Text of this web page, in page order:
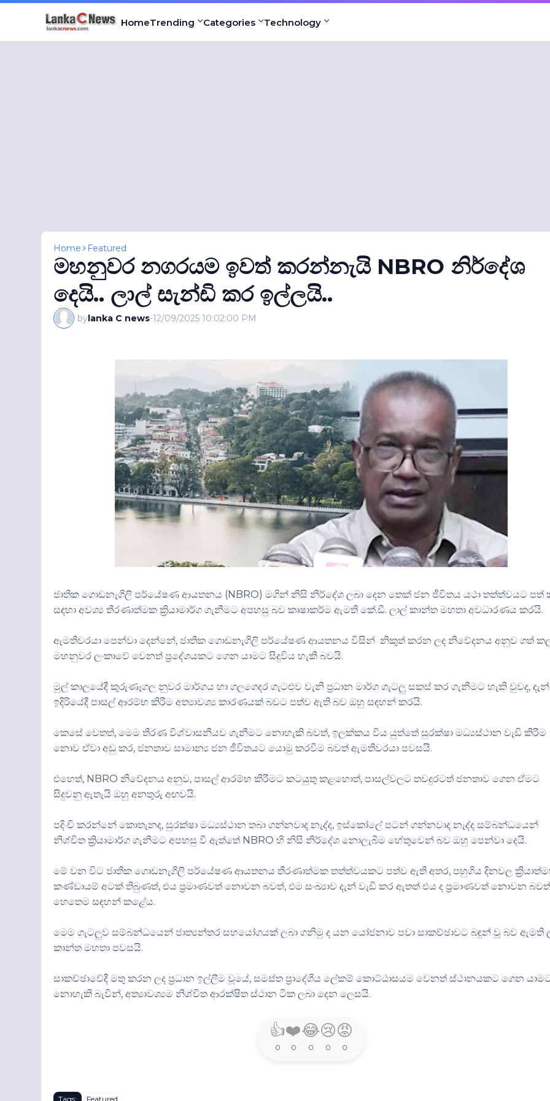
HomeTrending Categories Technology
Home Featured
මහනුවර නගරයම ඉවත් කරන්නැයි NBRO නිර්දේශ
දෙයි.. ලාල් සැන්ඩි කර ඉල්ලයි..
bylanka C news-12/09/2025 10:02:00 PM
ජාතික ගොඩනැගිලි පර්යේෂණ ආයතනය (NBRO) මගින් නිසි නිර්දේශ ලබා දෙන තෙක් ජන ජීවිතය යථා තත්ත්වයට පත්
සඳහා අවශ්‍ය තීරණාත්මක ක්‍රියාමාර්ග ගැනීමට අපහසු බව කෘෂාකර්ම ඇමති කේ.ඩී. ලාල් කාන්ත මහතා අවධාරණය කරයි.
ඇමතිවරයා පෙන්වා දෙන්නේ, ජාතික ගොඩනැගිලි පර්යේෂණ ආයතනය විසින් නිකුත් කරන ලද නිවේදනය අනුව ගත්
මහනුවර ලංකාවේ වෙනත් ප්‍රදේශයකට ගෙන යාමට සිදුවිය හැකි බවයි.
මුල් කාලයේදී කුරුණෑගල නුවර මාර්ගය හා ගලගෙදර ගැටළුව වැනි ප්‍රධාන මාර්ග ගැටලු සකස් කර ගැනීමට හැකි වුවද, දැන්
ඉදිරියේදී පාසල් ආරම්භ කිරීම අත්‍යාවශ්‍ය කාරණයක් බවට පත්ව ඇති බව ඔහු සඳහන් කරයි.
කෙසේ වෙතත්, මෙම තීරණ විශ්වාසනීයව ගැනීමට නොහැකි බවත්, ඉලක්කය විය යුත්තේ සුරක්ෂා මධ්‍යස්ථාන වැඩි කිරීම
නොව ඒවා අඩු කර, ජනතාව සාමාන්‍ය ජන ජීවිතයට යොමු කරවීම බවත් ඇමතිවරයා පවසයි.
එහෙත්, NBRO නිවේදනය අනුව, පාසල් ආරම්භ කිරීමට කටයුතු කළහොත්, පාසල්වලට තවදුරටත් ජනතාව ගෙන ඒමට
සිදුවනු ඇතැයි ඔහු අනතුරු අඟවයි.
පදිංචි කරන්නේ කොතැනද, සුරක්ෂා මධ්‍යස්ථාන තබා ගන්නවාද නැද්ද, ඉස්කෝලේ පටන් ගන්නවාද නැද්ද සම්බන්ධයෙන්
නිශ්චිත ක්‍රියාමාර්ග ගැනීමට අපහසු වී ඇත්තේ NBRO හි නිසි නිර්දේශ නොලැබීම හේතුවෙන් බව ඔහු පෙන්වා දෙයි.
මේ වන විට ජාතික ගොඩනැගිලි පර්යේෂණ ආයතනය තීරණාත්මක තත්ත්වයකට පත්ව ඇති අතර, පහුගිය දිනවල
කණ්ඩායම් අටක් තිබුණත්, එය ප්‍රමාණවත් නොවන බවත්, එම සංඛ්‍යාව දැන් වැඩි කර ඇතත් එය ද ප්‍රමාණවත් නොවන
හෙතෙම සඳහන් කළේය.
මෙම ගැටලුව සම්බන්ධයෙන් ජාත්‍යන්තර සහයෝගයක් ලබා ගනිමු ද යන යෝජනාව පවා සාකච්ඡාවට බඳුන් වූ බව ඇමති
කාන්ත මහතා පවසයි.
සාකච්ඡාවේදී මතු කරන ලද ප්‍රධාන ඉල්ලීම වූයේ, සමස්ත ප්‍රාදේශීය ලේකම් කොට්ඨාසයම වෙනත් ස්ථානයකට ගෙන
නොහැකි බැවින්, අත්‍යාවශ්‍යම නිශ්චිත ආරක්ෂිත ස්ථාන ටික ලබා දෙන ලෙසයි.
👍
0
❤️
0
😂
0
😢
0
😡
0
Tags: Featured